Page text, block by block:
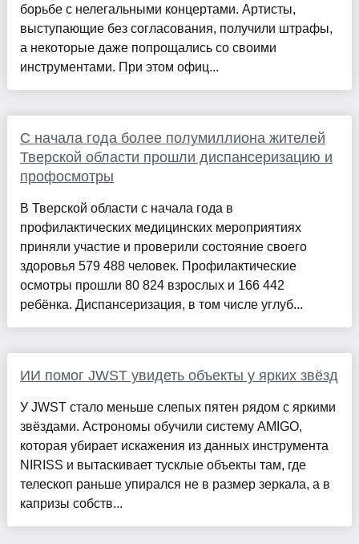
борьбе с нелегальными концертами. Артисты,
выступающие без согласования, получили штрафы,
а некоторые даже попрощались со своими
инструментами. При этом офиц...
С начала года более полумиллиона жителей
Тверской области прошли диспансеризацию и
профосмотры
В Тверской области с начала года в
профилактических медицинских мероприятиях
приняли участие и проверили состояние своего
здоровья 579 488 человек. Профилактические
осмотры прошли 80 824 взрослых и 166 442
ребёнка. Диспансеризация, в том числе углуб...
ИИ помог JWST увидеть объекты у ярких звёзд
У JWST стало меньше слепых пятен рядом с яркими
звёздами. Астрономы обучили систему AMIGO,
которая убирает искажения из данных инструмента
NIRISS и вытаскивает тусклые объекты там, где
телескоп раньше упирался не в размер зеркала, а в
капризы собств...